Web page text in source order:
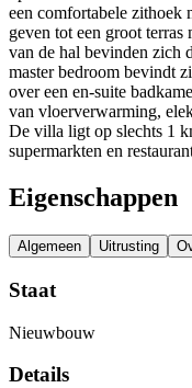
een comfortabele zithoek
geven tot een groot
van de hal bevinden zich
master bedroom bevindt
over een en-suite
van vloerverwarming,
De villa ligt op slechts 1
supermarkten en
Eigenschappen
Algemeen Uitrusting
Staat
Nieuwbouw
Details